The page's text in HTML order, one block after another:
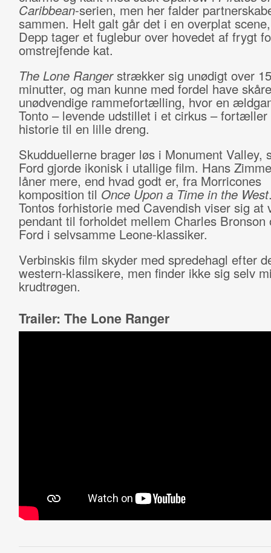
Caribbean-serien, men her falder
sammen. Helt galt går det i en overplat
Depp tager et fuglebur over hovedet af frygt
omstrejfende kat.
The Lone Rangerstrækker sig unødigt over
minutter, og man kunne med fordel have
unødvendige rammefortælling, hvor en
Tonto – levende udstillet i et cirkus – fortæller
historie til en lille dreng.
Skudduellerne brager løs i Monument Valley,
Ford gjorde ikonisk i utallige film. Hans
låner mere, end hvad godt er, fra Morricones
komposition til Once Upon a Time in the West
Tontos forhistorie med Cavendish viser sig
pendant til forholdet mellem Charles Bronson
Ford i selvsamme Leone-klassiker.
Verbinskis film skyder med spredehagl efter
western-klassikere, men finder ikke sig selv
krudtrøgen.
Trailer: The Lone Ranger